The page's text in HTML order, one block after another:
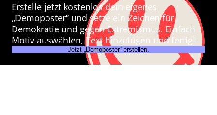
Erstelle jetzt kostenlos dein eigenes
„Demoposter“ und setze ein Zeichen für
Demokratie und gegen Extremismus. Einfach
Motiv auswählen, Text hinzufügen und fertig!
Jetzt „Demoposter“ erstellen.